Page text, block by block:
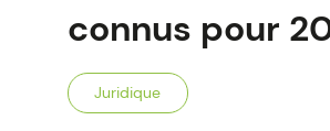
connus pour
Juridique